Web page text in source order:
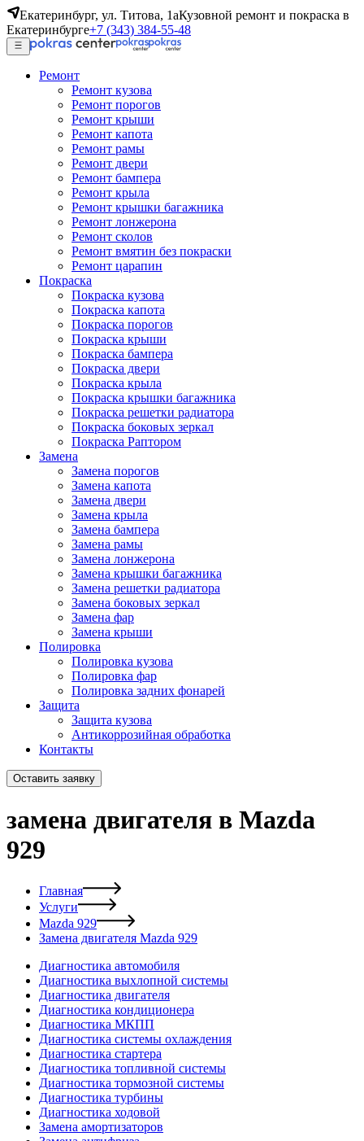
Екатеринбург, ул. Титова, 1аКузовной ремонт и покраска в
Екатеринбурге+7 (343) 384-55-48
Ремонт
Ремонт кузова
Ремонт порогов
Ремонт крыши
Ремонт капота
Ремонт рамы
Ремонт двери
Ремонт бампера
Ремонт крыла
Ремонт крышки багажника
Ремонт лонжерона
Ремонт сколов
Ремонт вмятин без покраски
Ремонт царапин
Покраска
Покраска кузова
Покраска капота
Покраска порогов
Покраска крыши
Покраска бампера
Покраска двери
Покраска крыла
Покраска крышки багажника
Покраска решетки радиатора
Покраска боковых зеркал
Покраска Раптором
Замена
Замена порогов
Замена капота
Замена двери
Замена крыла
Замена бампера
Замена рамы
Замена лонжерона
Замена крышки багажника
Замена решетки радиатора
Замена боковых зеркал
Замена фар
Замена крыши
Полировка
Полировка кузова
Полировка фар
Полировка задних фонарей
Защита
Защита кузова
Антикоррозийная обработка
Контакты
Оставить заявку
замена двигателя в Mazda
929
Главная
Услуги
Mazda 929
Замена двигателя Mazda 929
Диагностика автомобиля
Диагностика выхлопной системы
Диагностика двигателя
Диагностика кондиционера
Диагностика МКПП
Диагностика системы охлаждения
Диагностика стартера
Диагностика топливной системы
Диагностика тормозной системы
Диагностика турбины
Диагностика ходовой
Замена амортизаторов